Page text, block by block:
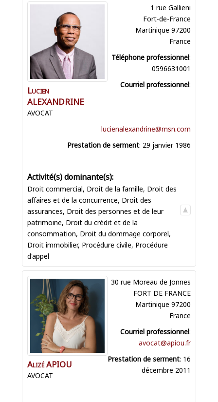
Lucien
ALEXANDRINE
AVOCAT
1 rue Gallieni
Fort-de-France
Martinique 97200
France
Téléphone professionnel:
0596631001
Courriel professionnel:
lucienalexandrine@msn.com
Prestation de serment: 29 janvier 1986
Droit commercial, Droit de la famille, Droit des
affaires et de la concurrence, Droit des
assurances, Droit des personnes et de leur
patrimoine, Droit du crédit et de la
consommation, Droit du dommage corporel,
Droit immobilier, Procédure civile, Procédure
d'appel
AlizéAPIOU
AVOCAT
30 rue Moreau de Jonnes
FORT DE FRANCE
Martinique 97200
France
Courriel professionnel:
avocat@apiou.fr
Prestation de serment: 16
décembre 2011